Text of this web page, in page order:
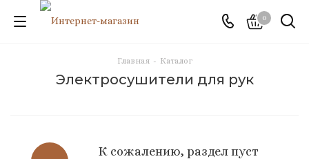
0
Главная - Каталог
Электросушители для рук
К сожалению, раздел пуст